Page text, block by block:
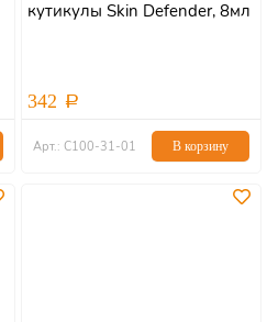
кутикулы Skin Defender, 8мл
342
Арт.: С100-31-01 В корзину